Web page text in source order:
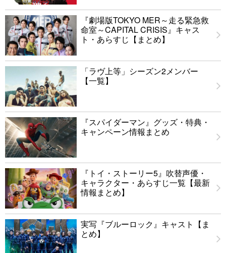
『劇場版TOKYO MER～走る緊急救
命室～CAPITAL CRISIS』キャス
ト・あらすじ【まとめ】
「ラヴ上等」シーズン2メンバー
【一覧】
『スパイダーマン』グッズ・特典・
キャンペーン情報まとめ
『トイ・ストーリー5』吹替声優・
キャラクター・あらすじ一覧【最新
情報まとめ】
実写『ブルーロック』キャスト【ま
とめ】